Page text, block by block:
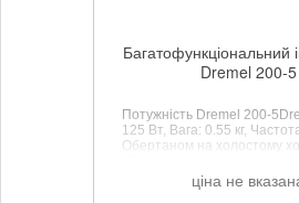
Багатофункціональний
Dremel 200-5
Потужність Dremel 200-
125 Вт, Вага: 0.55 кг,
Обертаном на холостому
ціна не